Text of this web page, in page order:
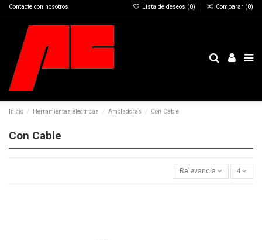
Contacte con nosotros Lista de deseos (0) Comparar (0)
Inicio Herramientas eléctricas Amoladoras Con Cable
Con Cable
Relevancia 4